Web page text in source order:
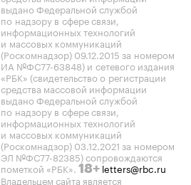
выдано Федеральной службой
по надзору в сфере связи,
информационных технологий
и массовых коммуникаций
(Роскомнадзор) 09.12.2015 за номером
ИА №ФС77-63848) и сетевого издания
«РБК» (свидетельство о регистрации
средства массовой информации
выдано Федеральной службой
по надзору в сфере связи,
информационных технологий
и массовых коммуникаций
(Роскомнадзор) 03.12.2021 за номером
ЭЛ №ФС77-82385) сопровождаются
пометкой «РБК». 18+ letters@rbc.ru
Владельцем сайта является